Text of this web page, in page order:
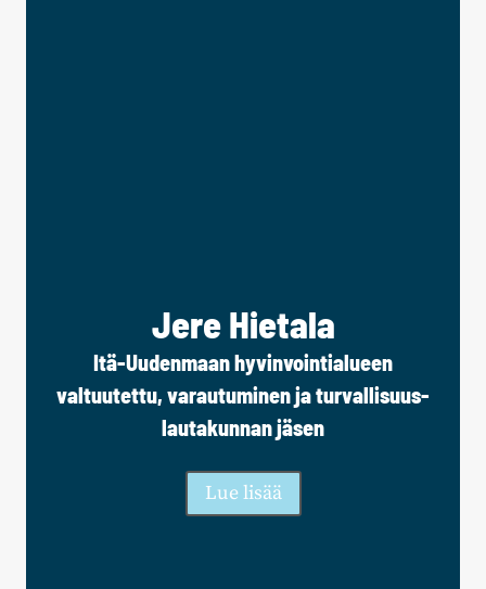
Jere Hietala
Itä-Uudenmaan hyvinvointialueen
valtuutettu, varautuminen ja turvallisuus-
lautakunnan jäsen
Lue lisää